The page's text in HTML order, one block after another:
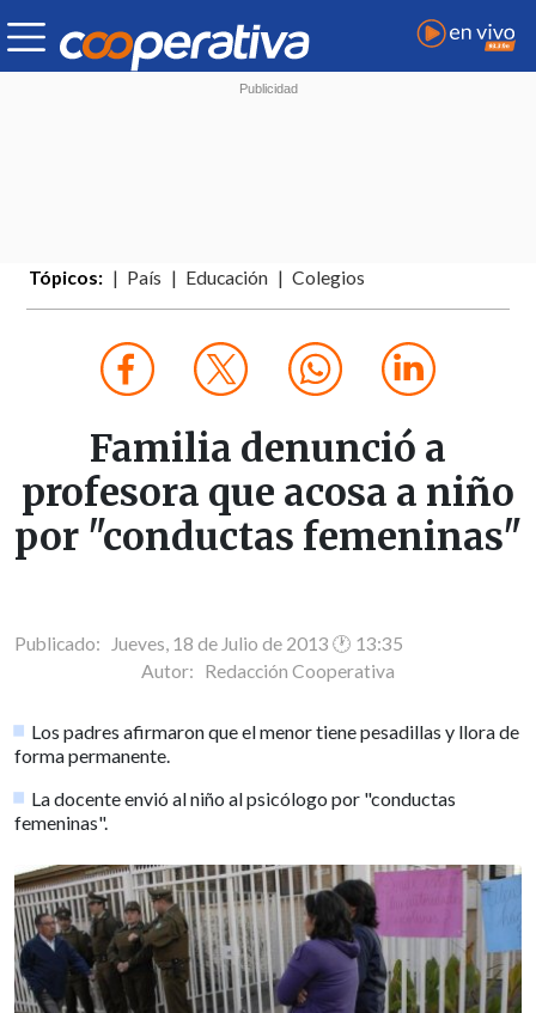
Tópicos: País Educación Colegios
Familia denunció a
profesora que acosa a niño
por "conductas femeninas"
Publicado: Jueves, 18 de Julio de 2013 🕐 13:35
Autor: Redacción Cooperativa
Los padres afirmaron que el menor tiene pesadillas y llora de
forma permanente.
La docente envió al niño al psicólogo por "conductas
femeninas".